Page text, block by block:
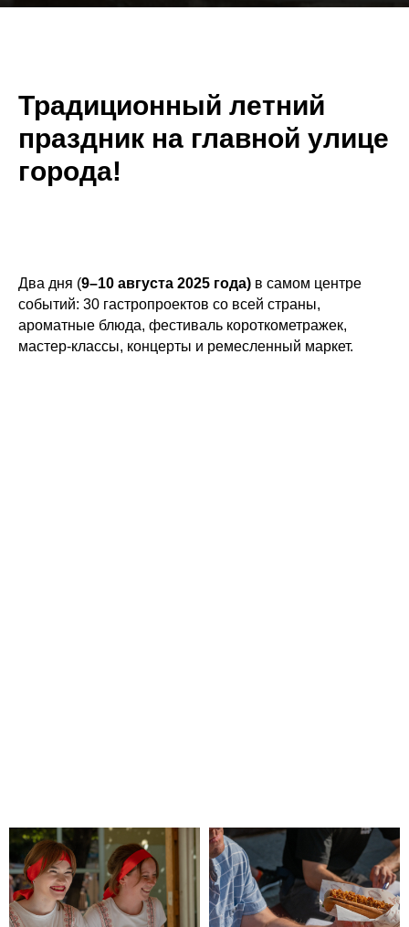
Традиционный летний
праздник на главной улице
города!
Два дня (9–10 августа 2025 года) в самом центре
событий: 30 гастропроектов со всей страны,
ароматные блюда, фестиваль короткометражек,
мастер-классы, концерты и ремесленный маркет.